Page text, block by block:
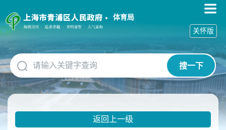
障
碍
作
说
明
跳
到
网
体育局
搜一下
关怀版
返回上一级